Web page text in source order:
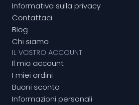
Informativa sulla privacy
Contattaci
Blog
Chi siamo
IL VOSTRO ACCOUNT
Il mio account
I miei ordini
Buoni sconto
Informazioni personali